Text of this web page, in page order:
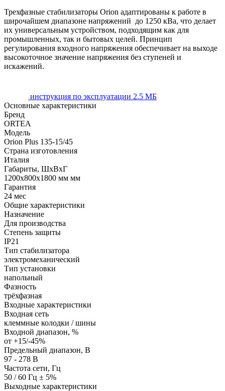
Трехфазные стабилизаторы Orion адаптированы к работе в
широчайшем диапазоне напряжений до 1250 кВа, что делает
их универсальным устройством, подходящим как для
промышленных, так и бытовых целей. Принцип
регулирования входного напряжения обеспечивает на выходе
высокоточное значение напряжения без ступеней и
искажений.
инструкция по эксплуатации 2.5 МБ
Основные характеристики
Бренд
ORTEA
Модель
Orion Plus 135-15/45
Страна изготовления
Италия
Габариты, ШхВхГ
1200x800x1800 мм мм
Гарантия
24 мес
Общие характеристики
Назначение
Для производства
Степень защиты
IP21
Тип стабилизатора
электромеханический
Тип установки
напольный
Фазность
трёхфазная
Входные характеристики
Входная сеть
клеммные колодки / шины
Входной диапазон, %
от +15/-45%
Предельный диапазон, В
97 - 278 В
Частота сети, Гц
50 / 60 Гц ± 5%
Выходные характеристики